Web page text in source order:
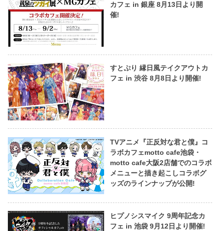
カフェ in 銀座 8月13日より開
催!
すとぷり 縁日風テイクアウトカ
フェ in 渋谷 8月8日より開催!
TVアニメ『正反対な君と僕』コ
ラボカフェmotto cafe池袋・
motto cafe大阪2店舗でのコラボ
メニューと描き起こしコラボグ
ッズのラインナップが公開!
ヒプノシスマイク 9周年記念カ
フェ in 池袋 9月12日より開催!